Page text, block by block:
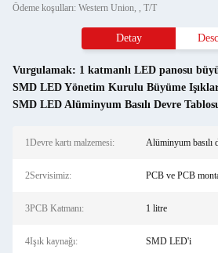
Ödeme koşulları: Western Union, , T/T
Detay
Vurgulamak: 1 katmanlı LED panosu
SMD LED Yönetim Kurulu Büyüme
SMD LED Alüminyum Basılı Devre
1Devre kartı malzemesi: Alüminyum basılı
2Servisimiz: PCB ve PCB
3PCB Katmanı: 1 litre
4Işık kaynağı: SMD LED'i